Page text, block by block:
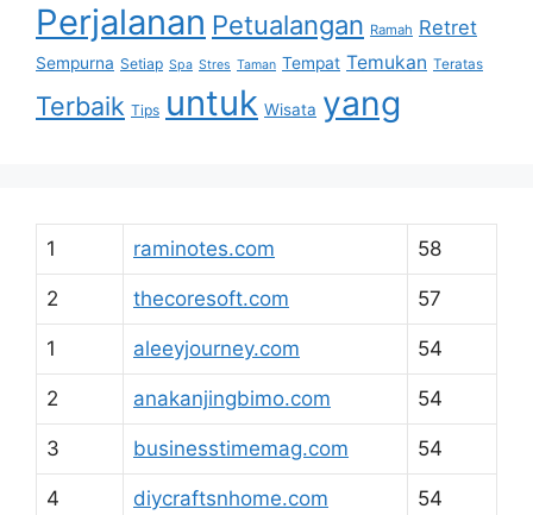
Perjalanan Petualangan Ramah Retret
Sempurna Setiap Spa Stres Taman Tempat Temukan Teratas
Terbaik Tips untuk Wisata yang
1 raminotes.com 58
2 thecoresoft.com 57
1 aleeyjourney.com 54
2 anakanjingbimo.com 54
3 businesstimemag.com 54
4 diycraftsnhome.com 54